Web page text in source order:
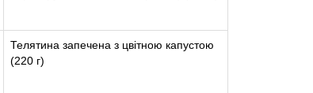
Телятина запечена з цвітною капустою
(220 г)